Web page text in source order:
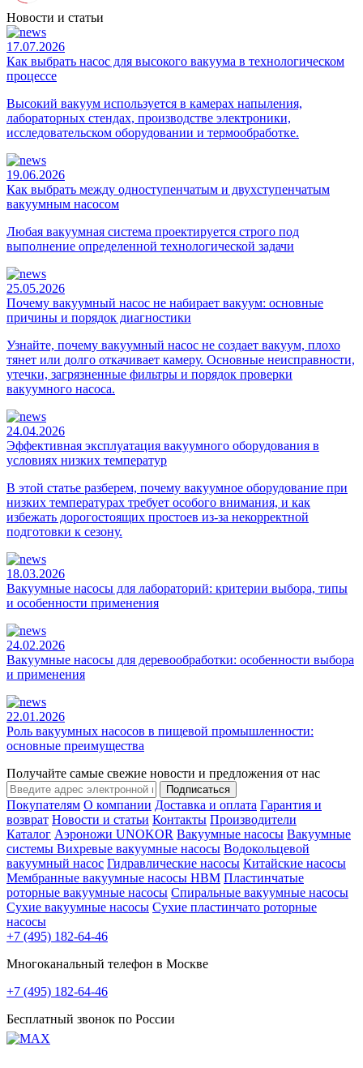
Новости и статьи
17.07.2026
Как выбрать насос для высокого вакуума в технологическом
процессе
Высокий вакуум используется в камерах напыления,
лабораторных стендах, производстве электроники,
исследовательском оборудовании и термообработке.
19.06.2026
Как выбрать между одноступенчатым и двухступенчатым
вакуумным насосом
Любая вакуумная система проектируется строго под
выполнение определенной технологической задачи
25.05.2026
Почему вакуумный насос не набирает вакуум: основные
причины и порядок диагностики
Узнайте, почему вакуумный насос не создает вакуум, плохо
тянет или долго откачивает камеру. Основные неисправности,
утечки, загрязненные фильтры и порядок проверки
вакуумного насоса.
24.04.2026
Эффективная эксплуатация вакуумного оборудования в
условиях низких температур
В этой статье разберем, почему вакуумное оборудование при
низких температурах требует особого внимания, и как
избежать дорогостоящих простоев из-за некорректной
подготовки к сезону.
18.03.2026
Вакуумные насосы для лабораторий: критерии выбора, типы
и особенности применения
24.02.2026
Вакуумные насосы для деревообработки: особенности выбора
и применения
22.01.2026
Роль вакуумных насосов в пищевой промышленности:
основные преимущества
Получайте самые свежие новости и предложения от нас
Подписаться
Покупателям О компании Доставка и оплата Гарантия и
возврат Новости и статьи Контакты Производители
Каталог Аэроножи UNOKOR Вакуумные насосы Вакуумные
системы Вихревые вакуумные насосы Водокольцевой
вакуумный насос Гидравлические насосы Китайские насосы
Мембранные вакуумные насосы НВМ Пластинчатые
роторные вакуумные насосы Спиральные вакуумные насосы
Сухие вакуумные насосы Сухие пластинчато роторные
насосы
+7 (495) 182-64-46
Многоканальный телефон в Москве
+7 (495) 182-64-46
Бесплатный звонок по России